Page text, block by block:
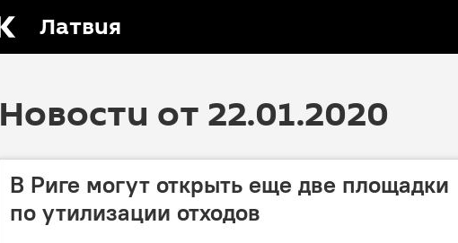
Латвия
Новости от 22.01.2020
В Риге могут открыть еще две площадки
по утилизации отходов